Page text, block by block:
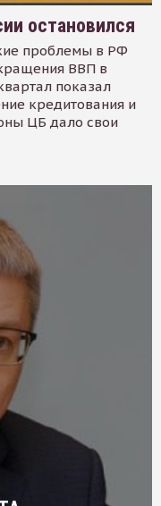
остановился
проблемы в РФ
ВВП в
показал
кредитования и
ЦБ дало свои